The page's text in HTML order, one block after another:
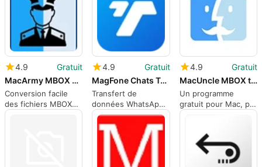
4.9
Gratuit
MacArmy MBOX Converter for Mac
Conversion facile
des fichiers MBOX
sur Mac
4.9
Gratuit
MagFone Chats Transfer
Transfert de
données WhatsApp
simplifié
4.9
Gratuit
MacUncle MBOX to PDF Converter
Un programme
gratuit pour Mac, par
MacUncle.